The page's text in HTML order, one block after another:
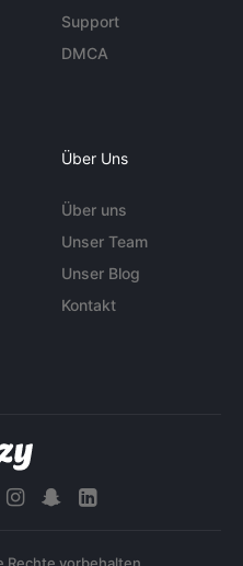
Support
DMCA
Über Uns
Über uns
Unser Team
Unser Blog
Kontakt